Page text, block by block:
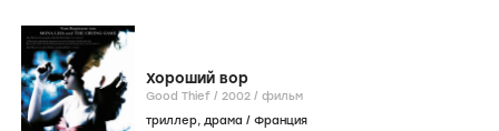
Хороший вор
Good Thief / 2002 / фильм
триллер, драма / Франция